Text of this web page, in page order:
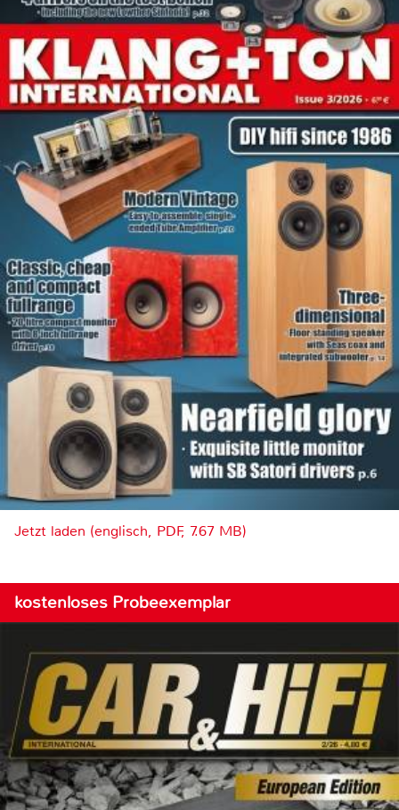
Jetzt laden (englisch, PDF, 7.67 MB)
kostenloses Probeexemplar